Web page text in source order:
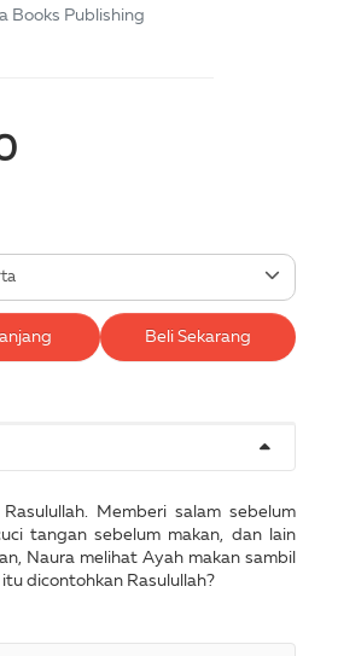
Books Publishing
Beli Sekarang
Memberi salam sebelum
tangan sebelum makan, dan lain
Naura melihat Ayah makan sambil
dicontohkan Rasulullah?